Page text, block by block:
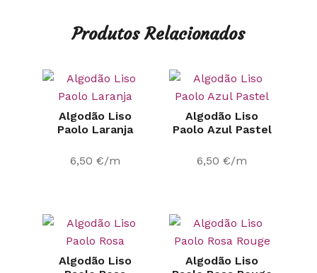
Produtos Relacionados
Algodão Liso
Paolo Laranja
6,50 €/m
Algodão Liso
Paolo Azul Pastel
6,50 €/m
Algodão Liso
Algodão Liso